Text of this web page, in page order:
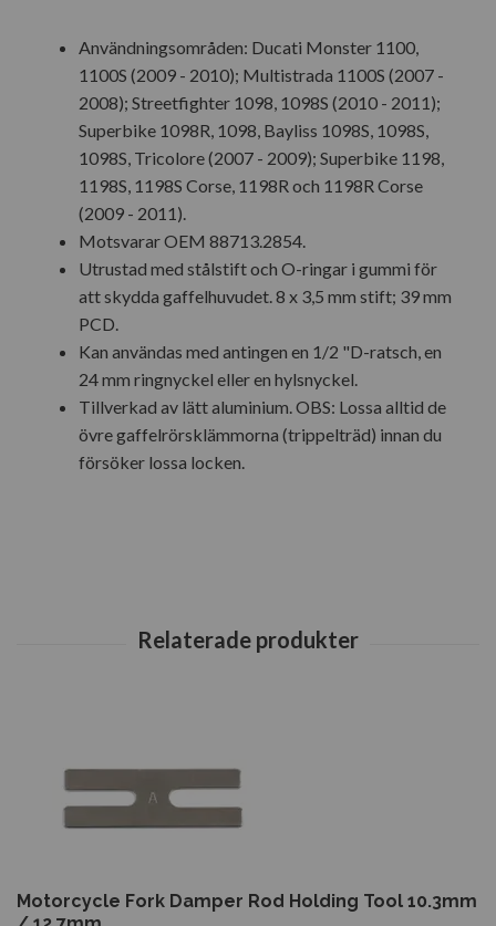
Användningsområden: Ducati Monster 1100,
1100S (2009 - 2010); Multistrada 1100S (2007 -
2008); Streetfighter 1098, 1098S (2010 - 2011);
Superbike 1098R, 1098, Bayliss 1098S, 1098S,
1098S, Tricolore (2007 - 2009); Superbike 1198,
1198S, 1198S Corse, 1198R och 1198R Corse
(2009 - 2011).
Motsvarar OEM 88713.2854.
Utrustad med stålstift och O-ringar i gummi för
att skydda gaffelhuvudet. 8 x 3,5 mm stift; 39 mm
PCD.
Kan användas med antingen en 1/2 "D-ratsch, en
24 mm ringnyckel eller en hylsnyckel.
Tillverkad av lätt aluminium. OBS: Lossa alltid de
övre gaffelrörsklämmorna (trippelträd) innan du
försöker lossa locken.
Motorcycle Fork Damper Rod Holding Tool 10.3mm